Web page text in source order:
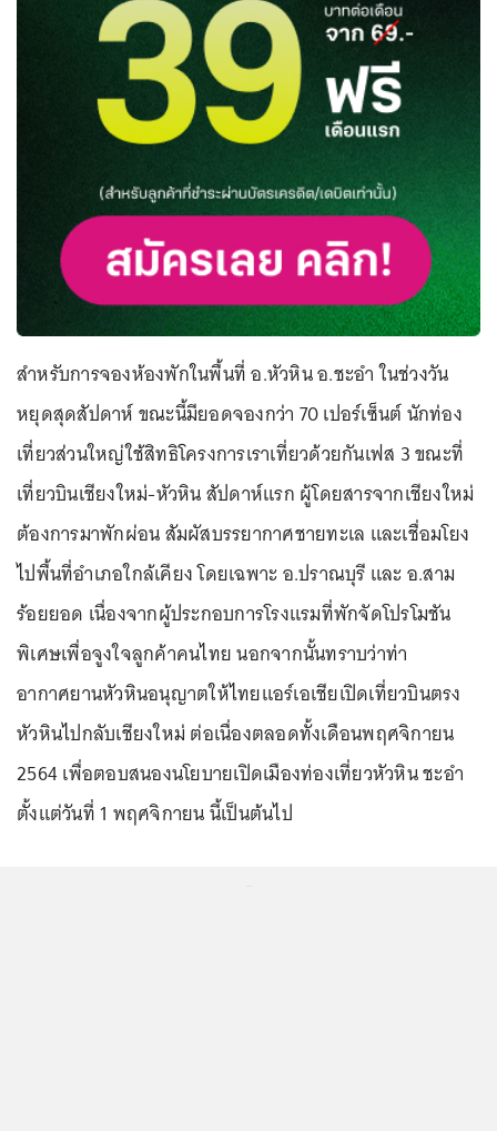
สำหรับการจองห้องพักในพื้นที่ อ.หัวหิน อ.ชะอำ ในช่วงวัน
หยุดสุดสัปดาห์ ขณะนี้มียอดจองกว่า 70 เปอร์เซ็นต์ นักท่อง
เที่ยวส่วนใหญ่ใช้สิทธิโครงการเราเที่ยวด้วยกันเฟส 3 ขณะที่
เที่ยวบินเชียงใหม่-หัวหิน สัปดาห์แรก ผู้โดยสารจากเชียงใหม่
ต้องการมาพักผ่อน สัมผัสบรรยากาศชายทะเล และเชื่อมโยง
ไปพื้นที่อำเภอใกล้เคียง โดยเฉพาะ อ.ปราณบุรี และ อ.สาม
ร้อยยอด เนื่องจากผู้ประกอบการโรงแรมที่พักจัดโปรโมชัน
พิเศษเพื่อจูงใจลูกค้าคนไทย นอกจากนั้นทราบว่าท่า
อากาศยานหัวหินอนุญาตให้ไทยแอร์เอเชียเปิดเที่ยวบินตรง
หัวหินไปกลับเชียงใหม่ ต่อเนื่องตลอดทั้งเดือนพฤศจิกายน
2564 เพื่อตอบสนองนโยบายเปิดเมืองท่องเที่ยวหัวหิน ชะอำ
ตั้งแต่วันที่ 1 พฤศจิกายน นี้เป็นต้นไป